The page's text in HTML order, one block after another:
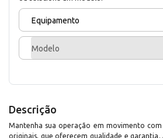
Equipamento
Modelo
Descrição
Mantenha sua operação em movimento com
originais, que oferecem qualidade e